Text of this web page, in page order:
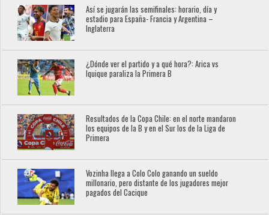
Así se jugarán las semifinales: horario, día y
estadio para España- Francia y Argentina –
Inglaterra
¿Dónde ver el partido y a qué hora?: Arica vs
Iquique paraliza la Primera B
Resultados de la Copa Chile: en el norte mandaron
los equipos de la B y en el Sur los de la Liga de
Primera
Vozinha llega a Colo Colo ganando un sueldo
millonario, pero distante de los jugadores mejor
pagados del Cacique